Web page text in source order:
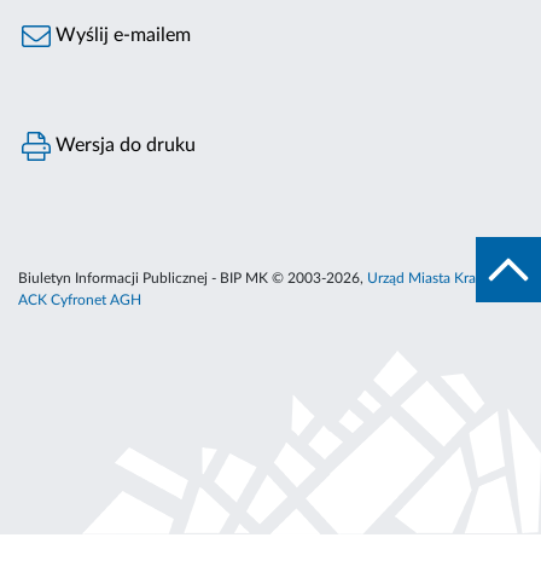
Wyślij e-mailem
Wersja do druku
Biuletyn Informacji Publicznej - BIP MK © 2003-2026, Urząd Miasta Krakowa
ACK Cyfronet AGH